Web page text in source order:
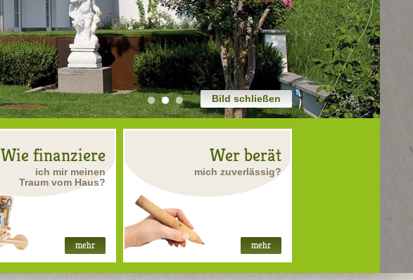
Bild schließen
Wie finanziere
ich mir meinen
Traum vom Haus?
mehr
Wer berät
mich zuverlässig?
mehr